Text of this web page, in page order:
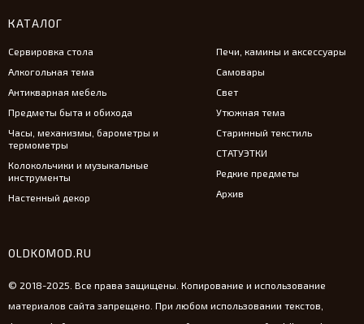
КАТАЛОГ
Сервировка стола
Алкогольная тема
Антикварная мебель
Предметы быта и обихода
Часы, механизмы, барометры и
термометры
Колокольчики и музыкальные
инструменты
Настенный декор
Печи, камины и аксессуары
Самовары
Свет
Утюжная тема
Старинный текстиль
СТАТУЭТКИ
Редкие предметы
Архив
OLDKOMOD.RU
© 2018-2025. Все права защищены. Копирование и использование
материалов сайта запрещено. При любом использовании текстов,